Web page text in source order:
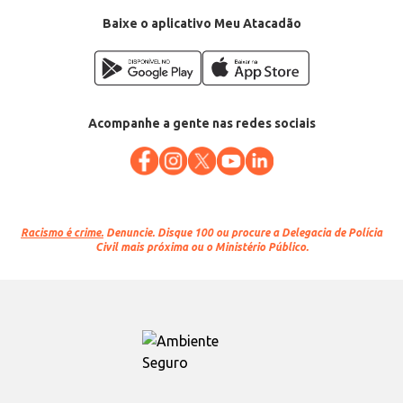
Baixe o aplicativo Meu Atacadão
Acompanhe a gente nas redes sociais
Racismo é crime. Denuncie. Disque 100 ou procure a Delegacia de Polícia
Civil mais próxima ou o Ministério Público.